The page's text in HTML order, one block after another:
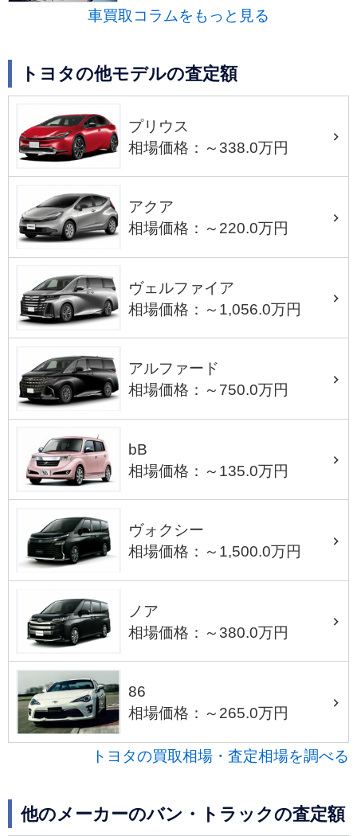
車買取コラムをもっと見る
トヨタの他モデルの査定額
プリウス
相場価格：～338.0万円
アクア
相場価格：～220.0万円
ヴェルファイア
相場価格：～1,056.0万円
アルファード
相場価格：～750.0万円
bB
相場価格：～135.0万円
ヴォクシー
相場価格：～1,500.0万円
ノア
相場価格：～380.0万円
86
相場価格：～265.0万円
トヨタの買取相場・査定相場を調べる
他のメーカーのバン・トラックの査定額